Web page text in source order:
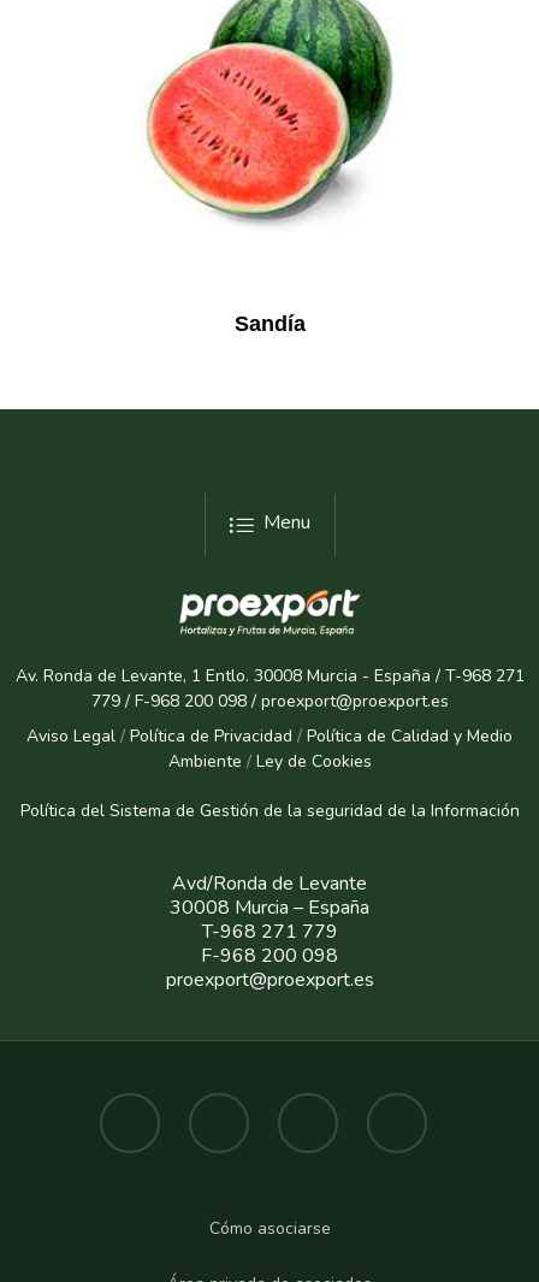
Sandía
Menu
Av. Ronda de Levante, 1 Entlo. 30008 Murcia - España / T-968 271
779 / F-968 200 098 / proexport@proexport.es
Aviso Legal / Política de Privacidad / Política de Calidad y Medio
Ambiente / Ley de Cookies
Política del Sistema de Gestión de la seguridad de la Información
Avd/Ronda de Levante
30008 Murcia – España
T-968 271 779
F-968 200 098
proexport@proexport.es
Cómo asociarse